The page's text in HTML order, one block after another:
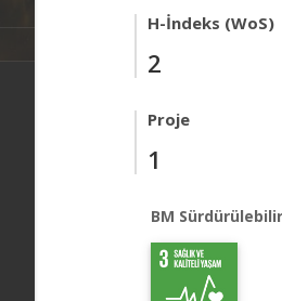
H-İndeks (WoS)
2
Proje
1
BM